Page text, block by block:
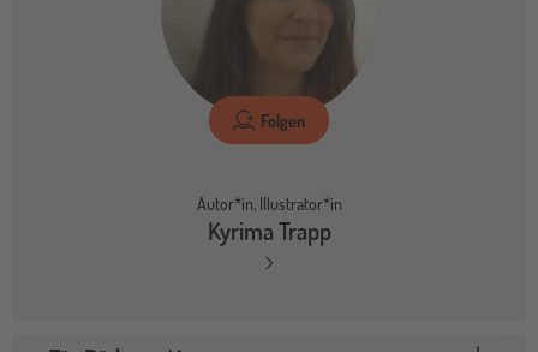
Folgen
Autor*in, Illustrator*in
Kyrima Trapp